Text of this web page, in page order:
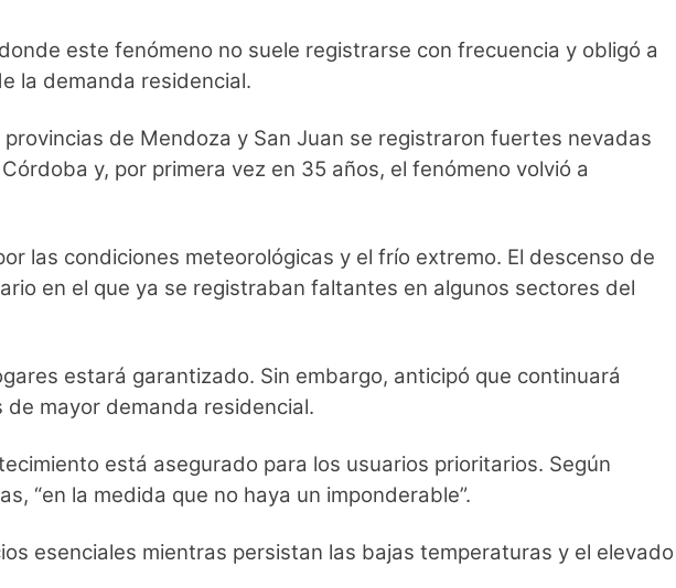
este fenómeno no suele registrarse con frecuencia y obligó a
la demanda residencial.
de Mendoza y San Juan se registraron fuertes nevadas
y, por primera vez en 35 años, el fenómeno volvió a
las condiciones meteorológicas y el frío extremo. El descenso de
en el que ya se registraban faltantes en algunos sectores del
estará garantizado. Sin embargo, anticipó que continuará
mayor demanda residencial.
está asegurado para los usuarios prioritarios. Según
“en la medida que no haya un imponderable”.
esenciales mientras persistan las bajas temperaturas y el elevado